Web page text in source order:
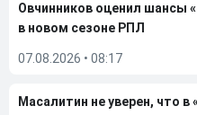
Овчинников оценил шансы
в новом сезоне РПЛ
07.08.2026 • 08:17
Масалитин не уверен, что